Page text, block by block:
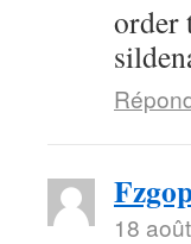
order
18